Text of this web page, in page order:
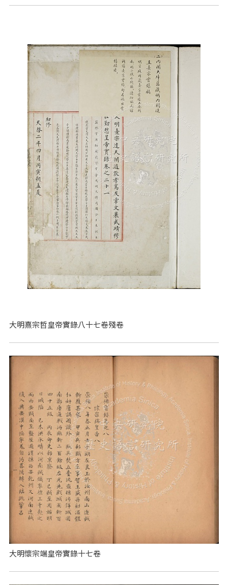
大明熹宗哲皇帝實錄八十七卷殘卷
大明懷宗端皇帝實錄十七卷